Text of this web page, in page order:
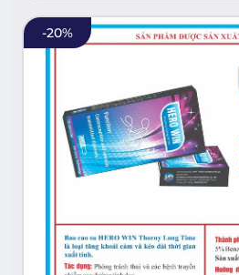
-20%